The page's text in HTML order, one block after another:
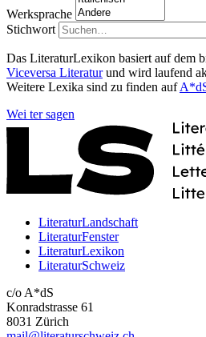
Werksprache
Stichwort
Das LiteraturLexikon basiert auf dem
Viceversa Literaturund wird laufend
Weitere Lexika sind zu finden auf
Wei ter sagen
LiteraturLandschaft
LiteraturFenster
LiteraturLexikon
LiteraturSchweiz
c/o A*dS
Konradstrasse 61
8031 Zürich